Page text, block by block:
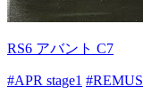
RS6 アバント C7
#APR stage1 #REMUS